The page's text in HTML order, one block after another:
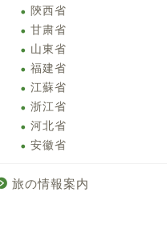
陝西省
甘粛省
山東省
福建省
江蘇省
浙江省
河北省
安徽省
旅の情報案内